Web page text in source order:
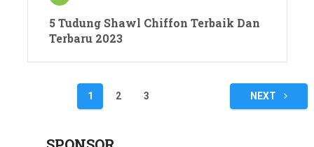
5 Tudung Shawl Chiffon Terbaik Dan
Terbaru 2023
navigation
1 2 3 NEXT